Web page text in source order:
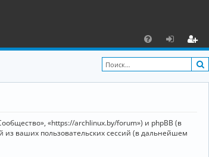
F
A
х
о
ег
и
«https://archlinux.by/forum») и phpBB (в
ваших пользовательских сессий (в дальнейшем